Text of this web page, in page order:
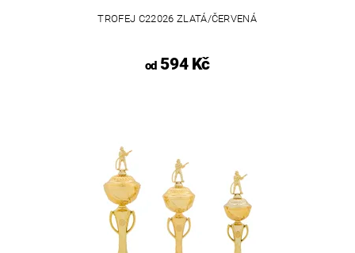
TROFEJ C22026 ZLATÁ/ČERVENÁ
od594 Kč